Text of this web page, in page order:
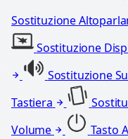
Sostituzione
Sostituzione
Sostituzione
Tastiera
Volume
Tasto